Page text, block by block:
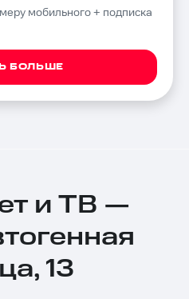
мобильного + подписка
БОЛЬШЕ
и ТВ —
13